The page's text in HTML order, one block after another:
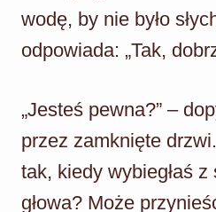
wodę, by nie było
odpowiada: „Tak,
„Jesteś pewna?” –
przez zamknięte
tak, kiedy wybiegłaś
głowa? Może